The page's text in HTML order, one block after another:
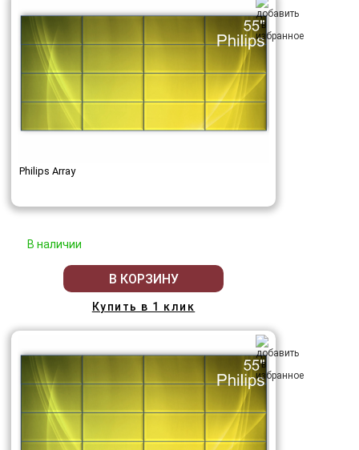
Philips Array
В наличии
В КОРЗИНУ
Купить в 1 клик